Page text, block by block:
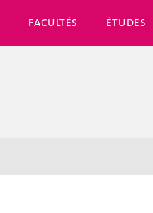
FACULTÉS ÉTUDES